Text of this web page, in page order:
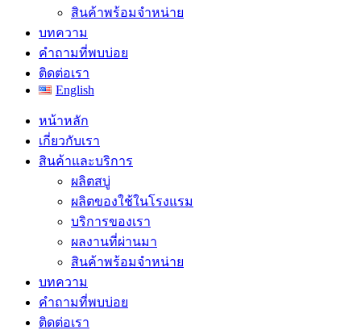
สินค้าพร้อมจำหน่าย
บทความ
คำถามที่พบบ่อย
ติดต่อเรา
English
หน้าหลัก
เกี่ยวกับเรา
สินค้าและบริการ
ผลิตสบู่
ผลิตของใช้ในโรงแรม
บริการของเรา
ผลงานที่ผ่านมา
สินค้าพร้อมจำหน่าย
บทความ
คำถามที่พบบ่อย
ติดต่อเรา